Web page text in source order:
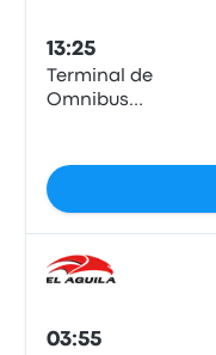
13:25
Terminal de
Omnibus
03:55